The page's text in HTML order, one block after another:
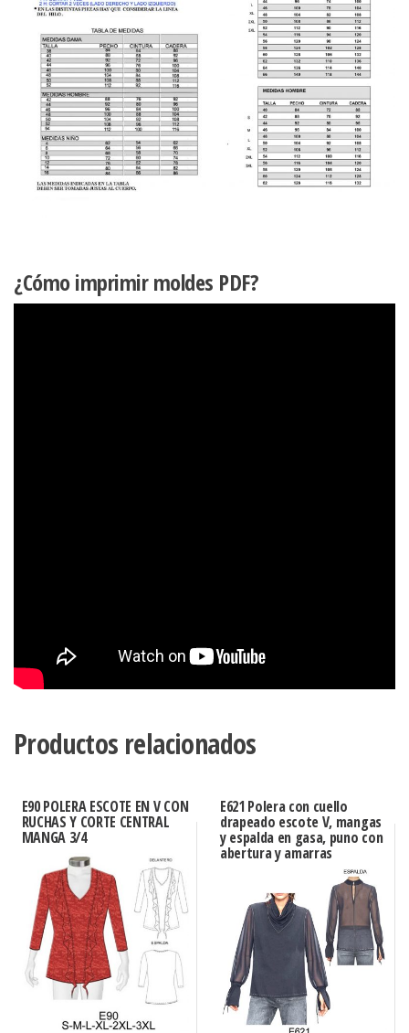
¿Cómo imprimir moldes PDF?
Productos relacionados
E90 POLERA ESCOTE EN V CON
RUCHAS Y CORTE CENTRAL
MANGA 3/4
E621 Polera con cuello
drapeado escote V, mangas
y espalda en gasa, puno con
abertura y amarras